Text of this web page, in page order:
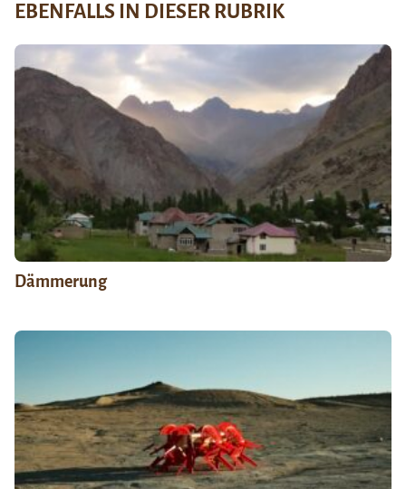
EBENFALLS IN DIESER RUBRIK
Dämmerung